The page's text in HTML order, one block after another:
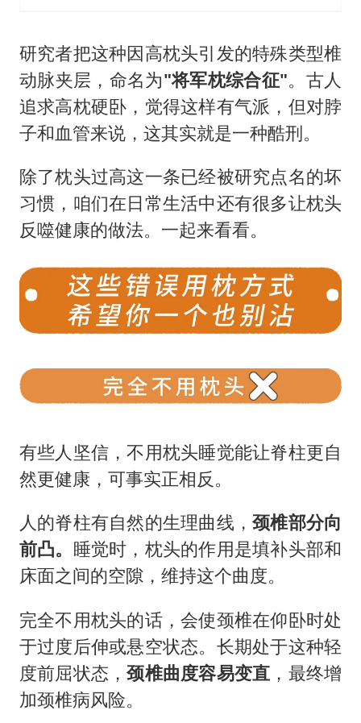
研究者把这种因高枕头引发的特殊类型椎
动脉夹层，命名为"将军枕综合征"。古人
追求高枕硬卧，觉得这样有气派，但对脖
子和血管来说，这其实就是一种酷刑。
除了枕头过高这一条已经被研究点名的坏
习惯，咱们在日常生活中还有很多让枕头
反噬健康的做法。一起来看看。
有些人坚信，不用枕头睡觉能让脊柱更自
然更健康，可事实正相反。
人的脊柱有自然的生理曲线，颈椎部分向
前凸。 睡觉时，枕头的作用是填补头部和
床面之间的空隙，维持这个曲度。
完全不用枕头的话，会使颈椎在仰卧时处
于过度后伸或悬空状态。长期处于这种轻
度前屈状态，颈椎曲度容易变直 ，最终增
加颈椎病风险。